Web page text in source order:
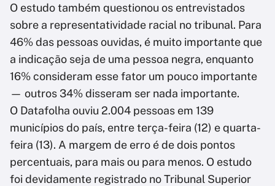
O estudo também questionou os entrevistados
sobre a representatividade racial no tribunal. Para
46% das pessoas ouvidas, é muito importante que
a indicação seja de uma pessoa negra, enquanto
16% consideram esse fator um pouco importante
— outros 34% disseram ser nada importante.
O Datafolha ouviu 2.004 pessoas em 139
municípios do país, entre terça-feira (12) e quarta-
feira (13). A margem de erro é de dois pontos
percentuais, para mais ou para menos. O estudo
foi devidamente registrado no Tribunal Superior